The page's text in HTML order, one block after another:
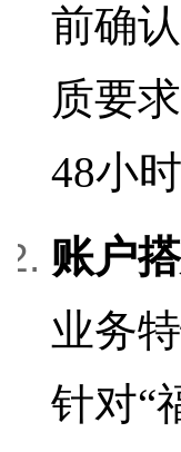
前确
质要
48小
账户
业务
针对“